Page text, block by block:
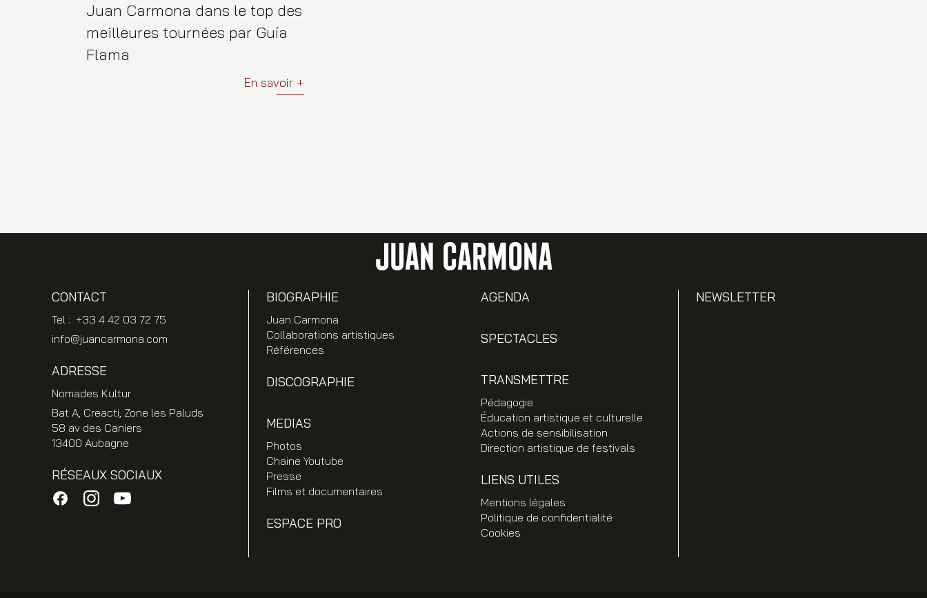
Juan Carmona dans le top des
meilleures tournées par Guía
Flama
En savoir +
JUAN CARMONA
CONTACT
Tel : +33 4 42 03 72 75
info@juancarmona.com
ADRESSE
Nomades Kultur
Bat A, Creacti, Zone les Paluds
58 av des Caniers
13400 Aubagne
RÉSEAUX SOCIAUX
BIOGRAPHIE
Juan Carmona
Collaborations artistiques
Références
DISCOGRAPHIE
MEDIAS
Photos
Chaine Youtube
Presse
Films et documentaires
ESPACE PRO
AGENDA
SPECTACLES
TRANSMETTRE
Pédagogie
Éducation artistique et culturelle
Actions de sensibilisation
Direction artistique de festivals
LIENS UTILES
Mentions légales
Politique de confidentialité
Cookies
NEWSLETTER